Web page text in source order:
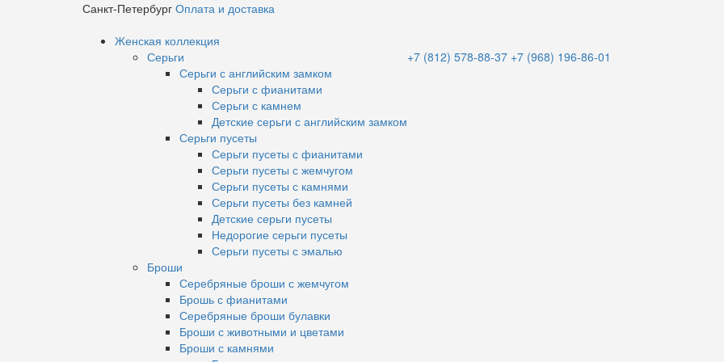
Санкт-Петербург Оплата и доставка
Женская коллекция
Серьги
Серьги с английским замком
Серьги с фианитами
Серьги с камнем
Детские серьги с английским замком
Серьги пусеты
Серьги пусеты с фианитами
Серьги пусеты с жемчугом
Серьги пусеты с камнями
Серьги пусеты без камней
Детские серьги пусеты
Недорогие серьги пусеты
Серьги пусеты с эмалью
Броши
Серебряные броши с жемчугом
Брошь с фианитами
Серебряные броши булавки
Броши с животными и цветами
Броши с камнями
+7 (812) 578-88-37 +7 (968) 196-86-01